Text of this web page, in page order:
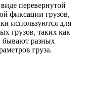
перевернутой
фиксации грузов,
используются для
грузов, таких как
бывают разных
груза.